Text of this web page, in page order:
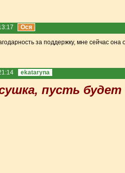
Ося
за поддержку, мне сейчас она
ekataryna
пусть